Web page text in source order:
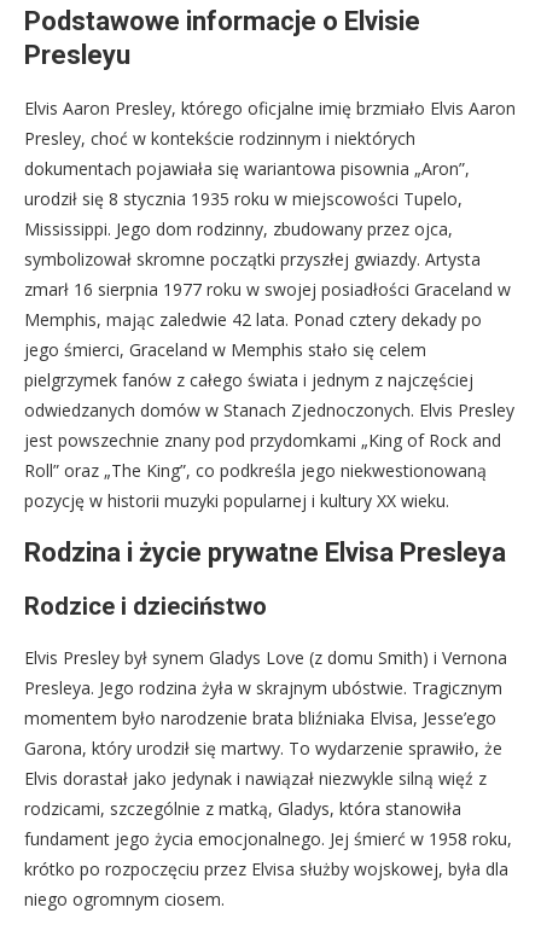
Podstawowe informacje o Elvisie
Presleyu
Elvis Aaron Presley, którego oficjalne imię brzmiało Elvis Aaron
Presley, choć w kontekście rodzinnym i niektórych
dokumentach pojawiała się wariantowa pisownia „Aron”,
urodził się 8 stycznia 1935 roku w miejscowości Tupelo,
Mississippi. Jego dom rodzinny, zbudowany przez ojca,
symbolizował skromne początki przyszłej gwiazdy. Artysta
zmarł 16 sierpnia 1977 roku w swojej posiadłości Graceland w
Memphis, mając zaledwie 42 lata. Ponad cztery dekady po
jego śmierci, Graceland w Memphis stało się celem
pielgrzymek fanów z całego świata i jednym z najczęściej
odwiedzanych domów w Stanach Zjednoczonych. Elvis Presley
jest powszechnie znany pod przydomkami „King of Rock and
Roll” oraz „The King”, co podkreśla jego niekwestionowaną
pozycję w historii muzyki popularnej i kultury XX wieku.
Rodzina i życie prywatne Elvisa Presleya
Rodzice i dzieciństwo
Elvis Presley był synem Gladys Love (z domu Smith) i Vernona
Presleya. Jego rodzina żyła w skrajnym ubóstwie. Tragicznym
momentem było narodzenie brata bliźniaka Elvisa, Jesse’ego
Garona, który urodził się martwy. To wydarzenie sprawiło, że
Elvis dorastał jako jedynak i nawiązał niezwykle silną więź z
rodzicami, szczególnie z matką, Gladys, która stanowiła
fundament jego życia emocjonalnego. Jej śmierć w 1958 roku,
krótko po rozpoczęciu przez Elvisa służby wojskowej, była dla
niego ogromnym ciosem.